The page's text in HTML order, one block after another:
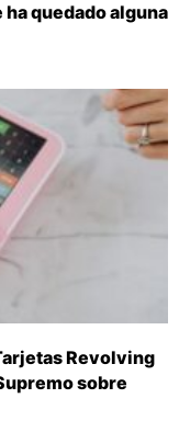
quedado alguna
Revolving
sobre